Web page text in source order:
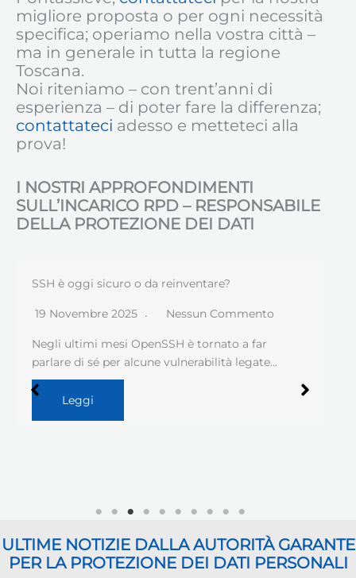
migliore proposta o per ogni necessità
specifica; operiamo nella vostra città –
ma in generale in tutta la regione
Toscana.
Noi riteniamo – con trent’anni di
esperienza – di poter fare la differenza;
contattateci adesso e metteteci alla
prova!
I NOSTRI APPROFONDIMENTI
SULL’INCARICO RPD – RESPONSABILE
DELLA PROTEZIONE DEI DATI
SSH è oggi sicuro o da reinventare?
19 Novembre 2025 Nessun Commento
Negli ultimi mesi OpenSSH è tornato a far
parlare di sé per alcune vulnerabilità legate…
Leggi
ULTIME NOTIZIE DALLA AUTORITÀ GARANTE
PER LA PROTEZIONE DEI DATI PERSONALI